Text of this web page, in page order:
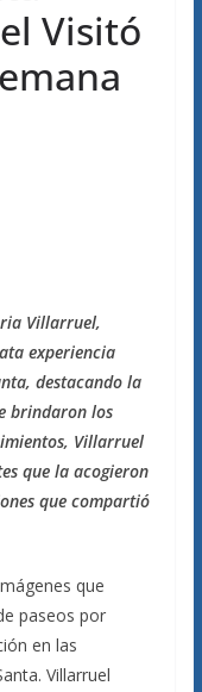
Visitó
Villarruel,
experiencia
destacando la
brindaron los
Villarruel
que la acogieron
que compartió
que
paseos por
en las
Villarruel